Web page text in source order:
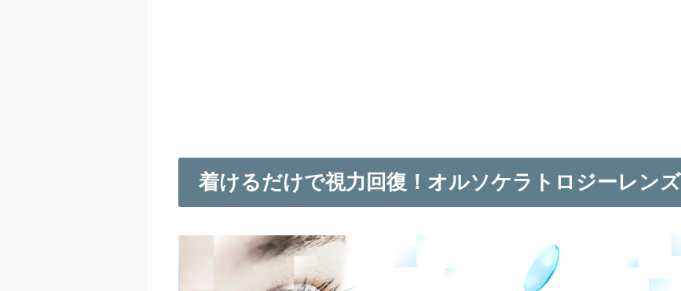
着けるだけで視力回復！オルソケラトロジーレンズ